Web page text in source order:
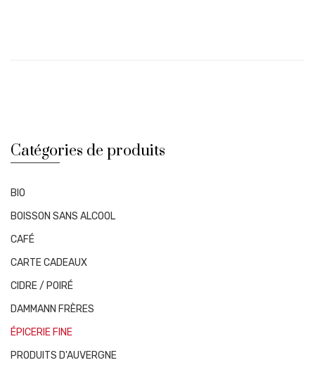
Catégories de produits
BIO
BOISSON SANS ALCOOL
CAFÉ
CARTE CADEAUX
CIDRE / POIRÉ
DAMMANN FRÈRES
ÉPICERIE FINE
PRODUITS D'AUVERGNE